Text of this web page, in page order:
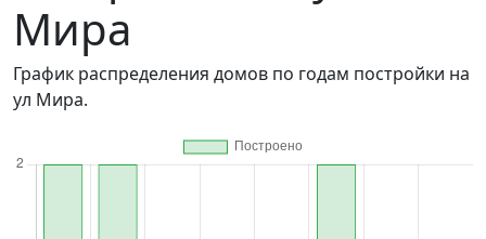
Мира
График распределения домов по годам постройки на
ул Мира.